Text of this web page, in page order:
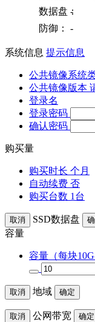
数据盘：
-
防御：
-
系统信息 提示信息
公共镜像系统
公共镜像版本
登录名
登录密码
确认密码
购买量
购买时长 个月
自动续费 否
购买台数 1台
取消 SSD数据盘
容量
容量 （每块10
取消 地域 确定
取消 公网带宽 确定